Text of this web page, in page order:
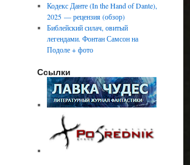
Кодекс Данте (In the Hand of Dante),
2025 — рецензия (обзор)
Библейский силач, овитый
легендами. Фонтан Самсон на
Подоле + фото
Ссылки